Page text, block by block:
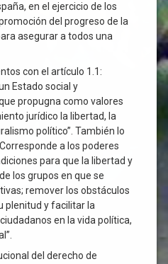
en el ejercicio de los
del progreso de la
asegurar a todos una
con el artículo 1.1:
Estado social y
propugna como valores
jurídico la libertad, la
político”. También lo
a los poderes
para que la libertad y
los grupos en que se
remover los obstáculos
plenitud y facilitar la
en la vida política,
del derecho de